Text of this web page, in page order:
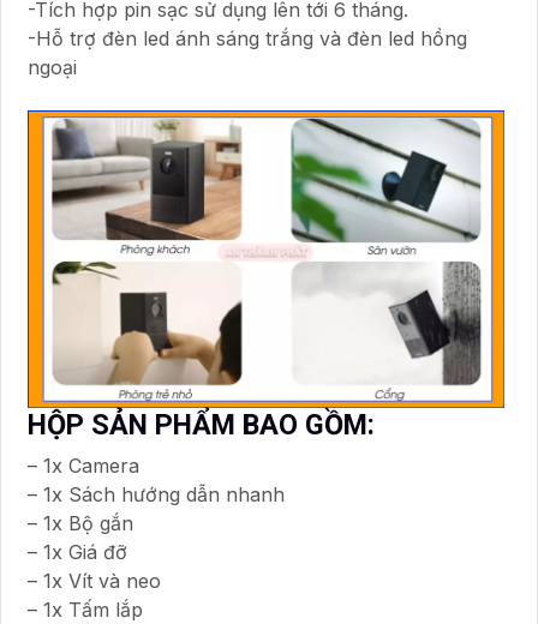
-Tích hợp pin sạc sử dụng lên tới 6 tháng.
-Hỗ trợ đèn led ánh sáng trắng và đèn led hồng
ngoại
HỘP SẢN PHẨM BAO GỒM:
– 1x Camera
– 1x Sách hướng dẫn nhanh
– 1x Bộ gắn
– 1x Giá đỡ
– 1x Vít và neo
– 1x Tấm lắp